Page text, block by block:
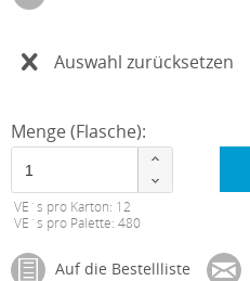
Auswahl zurücksetzen
Menge (Flasche):
VE´s pro Karton: 12
VE´s pro Palette: 480
Auf die Bestellliste